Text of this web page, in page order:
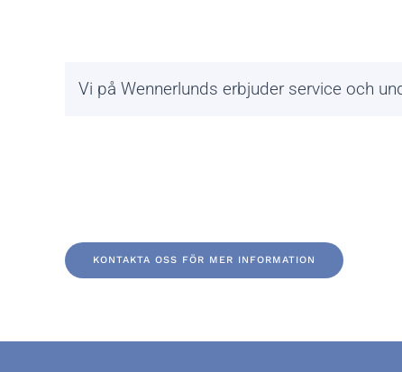
Vi på Wennerlunds erbjuder service och
KONTAKTA OSS FÖR MER INFORMATION